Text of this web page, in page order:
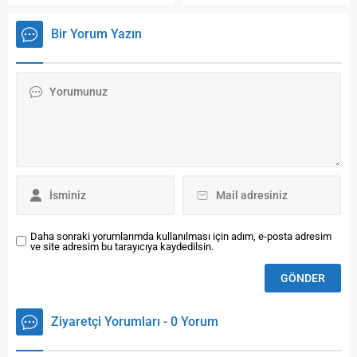
Bir Yorum Yazın
Daha sonraki yorumlarımda kullanılması için adım, e-posta adresim
ve site adresim bu tarayıcıya kaydedilsin.
Ziyaretçi Yorumları - 0 Yorum